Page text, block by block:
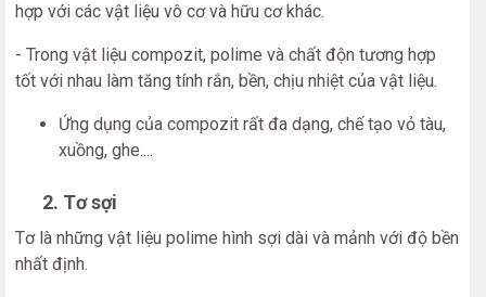
hợp với các vật liệu vô cơ và hữu cơ khác.
- Trong vật liệu compozit, polime và chất độn tương hợp
tốt với nhau làm tăng tính rắn, bền, chịu nhiệt của vật liệu.
Ứng dụng của compozit rất đa dạng, chế tạo vỏ tàu,
xuồng, ghe....
2. Tơ sợi
Tơ là những vật liệu polime hình sợi dài và mảnh với độ bền
nhất định.